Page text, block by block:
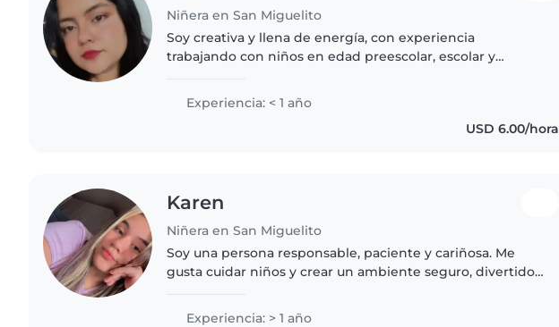
Niñera en San Miguelito
Soy creativa y llena de energía, con experiencia
trabajando con niños en edad preescolar, escolar y
organizar juegos divertidos...
Experiencia: < 1 año
USD 6.00/hora
Karen
Niñera en San Miguelito
Soy una persona responsable, paciente y cariñosa. Me
gusta cuidar niños y crear un ambiente seguro, divertido
necesidades con dedicación..
Experiencia: > 1 año